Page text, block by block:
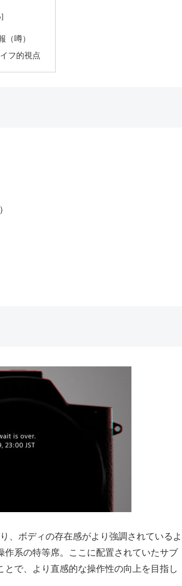
（噂）
フ的視点
、ボディの存在感がより強調されているよ
系の特等席。ここに配置されていたサブ
で、より直感的な操作性の向上を目指し